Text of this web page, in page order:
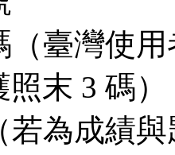
（臺灣使
末 3 碼）
若為成績